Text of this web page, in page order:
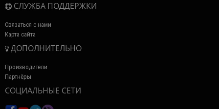
СЛУЖБА ПОДДЕРЖКИ
Связаться с нами
Карта сайта
ДОПОЛНИТЕЛЬНО
Производители
Партнёры
СОЦИАЛЬНЫЕ СЕТИ